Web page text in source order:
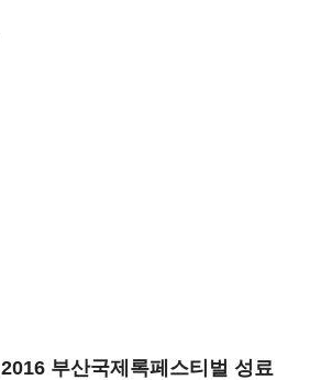
2016 부산국제록페스티벌 성료